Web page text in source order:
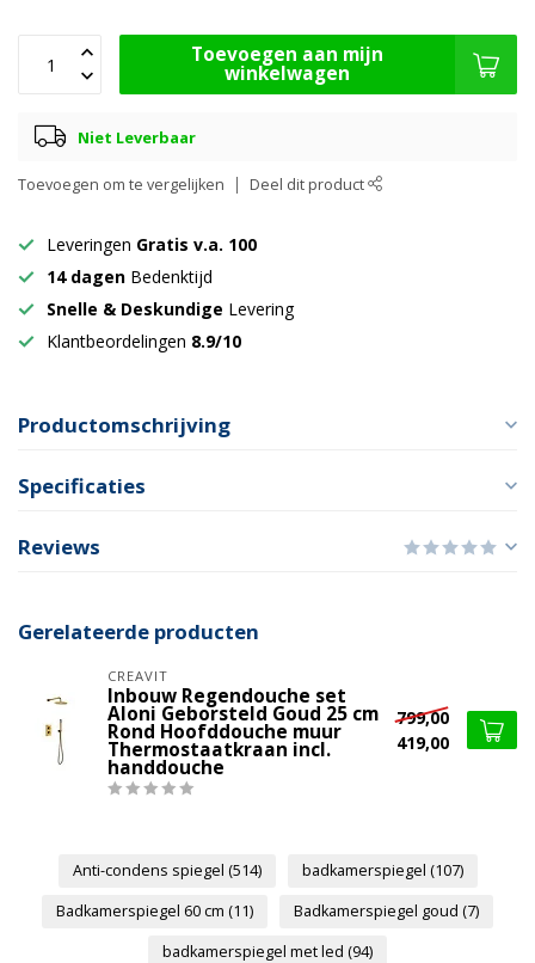
Toevoegen aan mijn
winkelwagen
Niet Leverbaar
Toevoegen om te vergelijken Deel dit product
Leveringen Gratis v.a. 100
14 dagen Bedenktijd
Snelle & Deskundige Levering
Klantbeordelingen 8.9/10
Productomschrijving
Specificaties
Reviews
Gerelateerde producten
CREAVIT
Inbouw Regendouche set
Aloni Geborsteld Goud 25 cm
Rond Hoofddouche muur
Thermostaatkraan incl.
handdouche
799,00
419,00
Anti-condens spiegel (514) badkamerspiegel (107)
Badkamerspiegel 60 cm (11) Badkamerspiegel goud (7)
badkamerspiegel met led (94)